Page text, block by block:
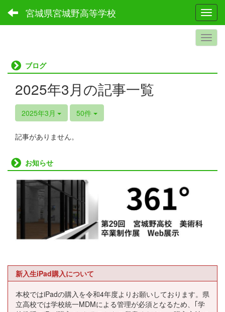
宮城県宮城野高等学校
ブログ
2025年3月の記事一覧
2025年3月 50件
記事がありません。
お知らせ
新入生iPad購入について
本校ではiPadの購入を令和4年度よりお願いしております。県
立高校では学校統一MDMによる管理が必須となるため、｢学